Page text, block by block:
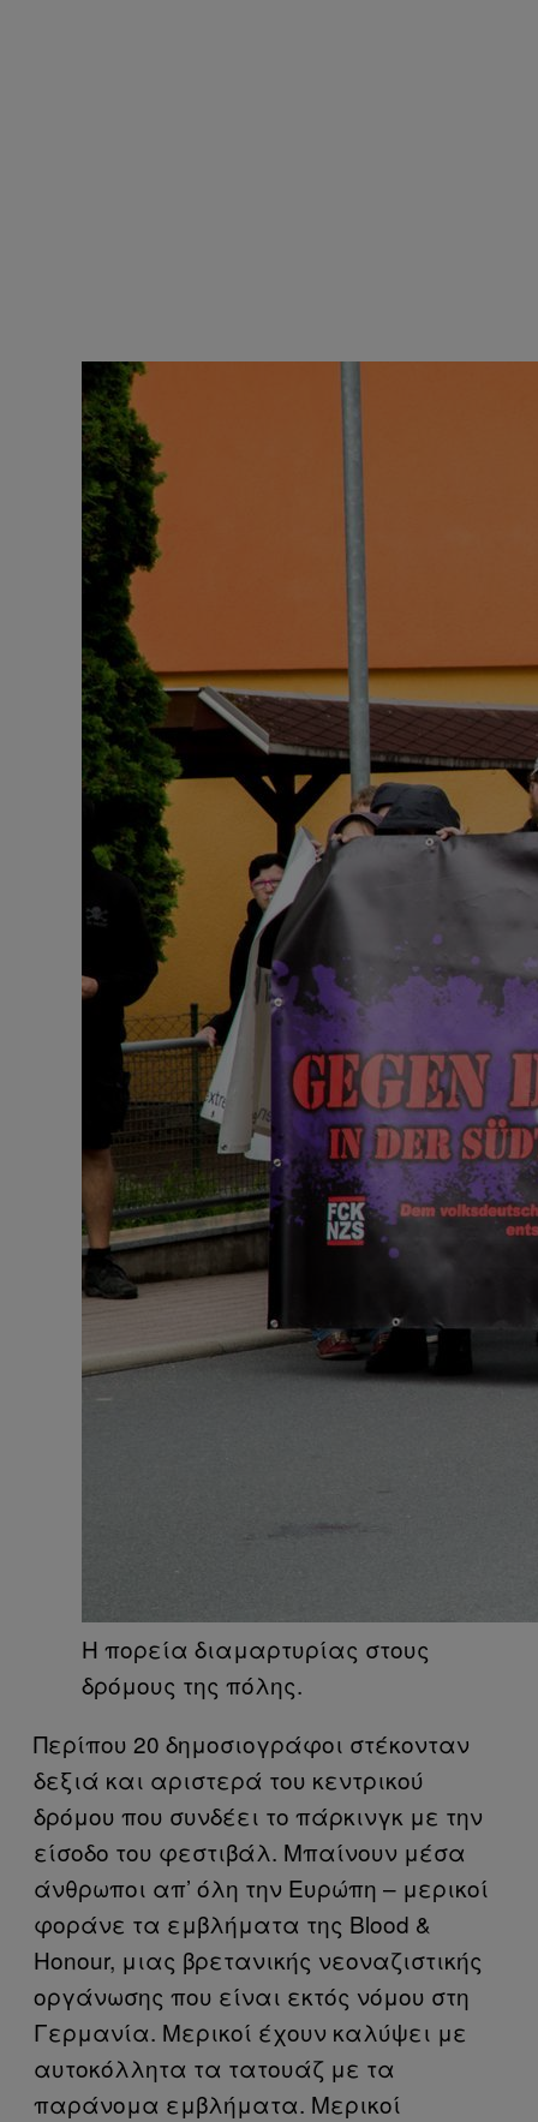
Η πορεία διαμαρτυρίας στους
δρόμους της πόλης.
Περίπου 20 δημοσιογράφοι στέκονταν
δεξιά και αριστερά του κεντρικού
δρόμου που συνδέει το πάρκινγκ με την
είσοδο του φεστιβάλ. Μπαίνουν μέσα
άνθρωποι απ’ όλη την Ευρώπη – μερικοί
φοράνε τα εμβλήματα της Blood &
Honour, μιας βρετανικής νεοναζιστικής
οργάνωσης που είναι εκτός νόμου στη
Γερμανία. Μερικοί έχουν καλύψει με
αυτοκόλλητα τα τατουάζ με τα
παράνομα εμβλήματα. Μερικοί